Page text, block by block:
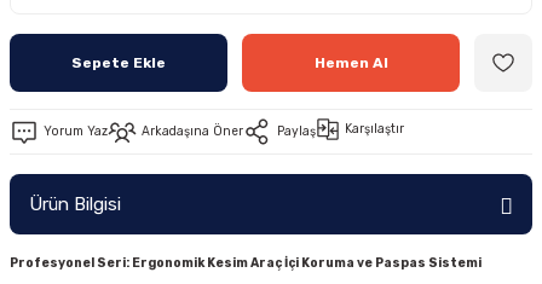
Sepete Ekle Hemen Al
Yorum Yaz Arkadaşına Öner Paylaş Karşılaştır
Ürün Bilgisi
Profesyonel Seri: Ergonomik Kesim Araç İçi Koruma ve Paspas Sistemi